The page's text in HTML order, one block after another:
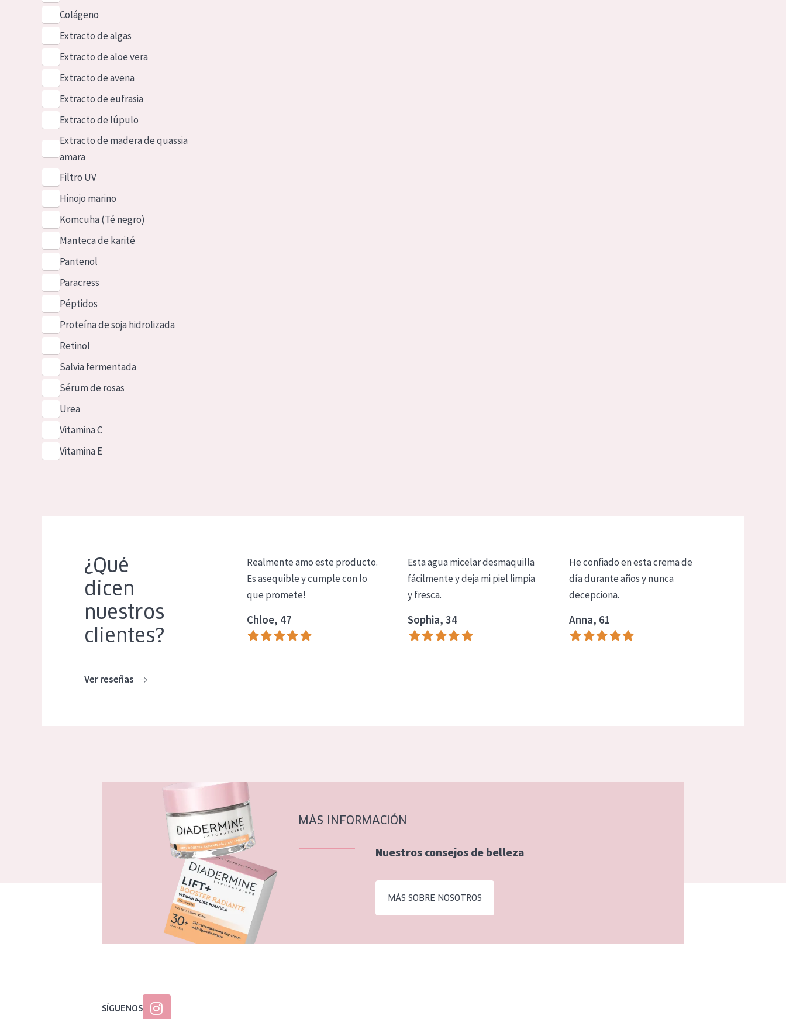
Colágeno
Extracto de algas
Extracto de aloe vera
Extracto de avena
Extracto de eufrasia
Extracto de lúpulo
Extracto de madera de quassia
amara
Filtro UV
Hinojo marino
Komcuha (Té negro)
Manteca de karité
Pantenol
Paracress
Péptidos
Proteína de soja hidrolizada
Retinol
Salvia fermentada
Sérum de rosas
Urea
Vitamina C
Vitamina E
¿Qué
dicen
nuestros
clientes?
Ver reseñas
Realmente amo este producto.
Es asequible y cumple con lo
que promete!
Chloe, 47
Esta agua micelar desmaquilla
fácilmente y deja mi piel limpia
y fresca.
Sophia, 34
He confiado en esta crema de
día durante años y nunca
decepciona.
Anna, 61
MÁS INFORMACIÓN
Nuestros consejos de belleza
MÁS SOBRE NOSOTROS
SÍGUENOS